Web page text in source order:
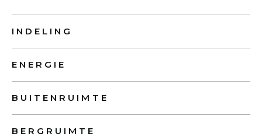
INDELING
ENERGIE
BUITENRUIMTE
BERGRUIMTE